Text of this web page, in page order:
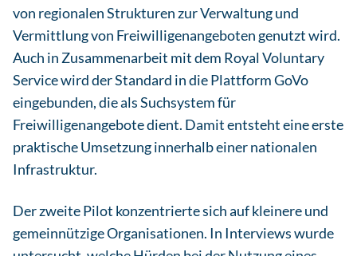
von regionalen Strukturen zur Verwaltung und
Vermittlung von Freiwilligenangeboten genutzt wird.
Auch in Zusammenarbeit mit dem Royal Voluntary
Service wird der Standard in die Plattform GoVo
eingebunden, die als Suchsystem für
Freiwilligenangebote dient. Damit entsteht eine erste
praktische Umsetzung innerhalb einer nationalen
Infrastruktur.
Der zweite Pilot konzentrierte sich auf kleinere und
gemeinnützige Organisationen. In Interviews wurde